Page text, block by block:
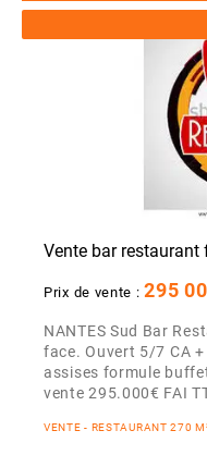
Vente bar restaurant
Prix de vente :295
NANTES Sud Bar
face. Ouvert 5/7 CA
assises formule
vente 295.000€ FAI
VENTE - RESTAURANT 270